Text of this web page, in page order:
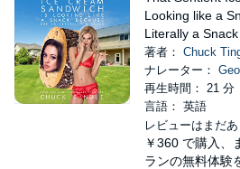
Looking like a
Literally a Snack
著者： Chuck
ナレーター：
再生時間： 21 分
言語： 英語
レビューはまだあ
￥360 で購入、
ランの無料体験